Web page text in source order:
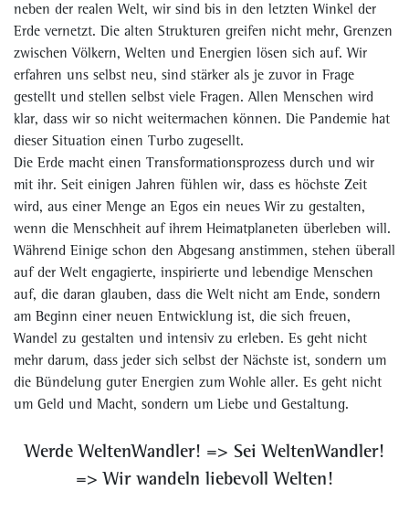
neben der realen Welt, wir sind bis in den letzten Winkel der
Erde vernetzt. Die alten Strukturen greifen nicht mehr, Grenzen
zwischen Völkern, Welten und Energien lösen sich auf. Wir
erfahren uns selbst neu, sind stärker als je zuvor in Frage
gestellt und stellen selbst viele Fragen. Allen Menschen wird
klar, dass wir so nicht weitermachen können. Die Pandemie hat
dieser Situation einen Turbo zugesellt.
Die Erde macht einen Transformationsprozess durch und wir
mit ihr. Seit einigen Jahren fühlen wir, dass es höchste Zeit
wird, aus einer Menge an Egos ein neues Wir zu gestalten,
wenn die Menschheit auf ihrem Heimatplaneten überleben will.
Während Einige schon den Abgesang anstimmen, stehen überall
auf der Welt engagierte, inspirierte und lebendige Menschen
auf, die daran glauben, dass die Welt nicht am Ende, sondern
am Beginn einer neuen Entwicklung ist, die sich freuen,
Wandel zu gestalten und intensiv zu erleben. Es geht nicht
mehr darum, dass jeder sich selbst der Nächste ist, sondern um
die Bündelung guter Energien zum Wohle aller. Es geht nicht
um Geld und Macht, sondern um Liebe und Gestaltung.
Werde WeltenWandler! => Sei WeltenWandler!
=> Wir wandeln liebevoll Welten!